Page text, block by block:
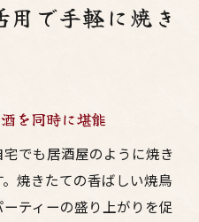
で手軽に焼き
を同時に堪能
でも居酒屋のように焼き
焼きたての香ばしい焼鳥
ティーの盛り上がりを促